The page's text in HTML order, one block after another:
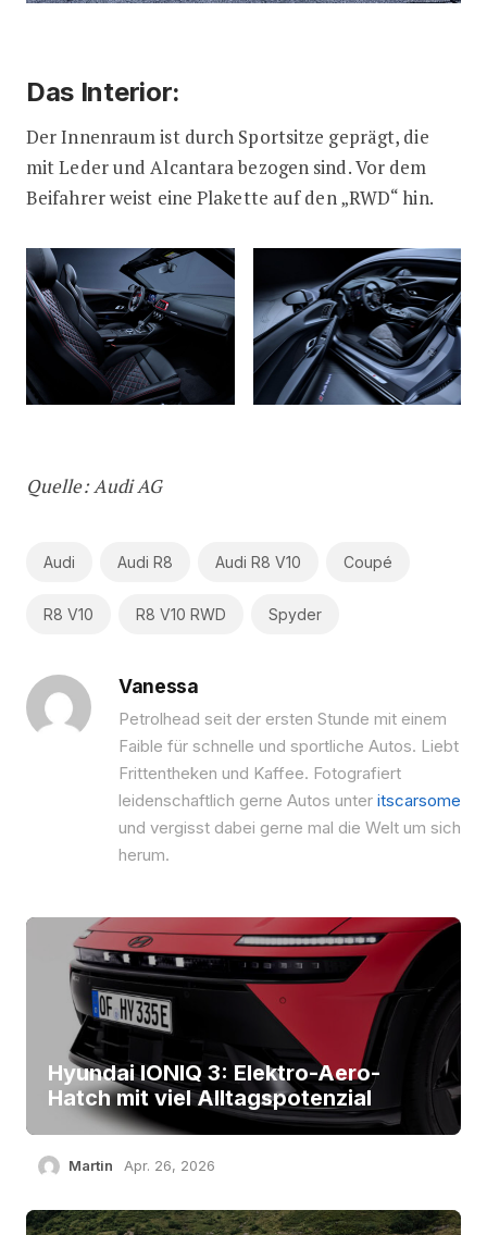
Das Interior:
Der Innenraum ist durch Sportsitze geprägt, die
mit Leder und Alcantara bezogen sind. Vor dem
Beifahrer weist eine Plakette auf den „RWD“ hin.
Quelle: Audi AG
Audi Audi R8 Audi R8 V10 Coupé
R8 V10 R8 V10 RWD Spyder
Vanessa
Petrolhead seit der ersten Stunde mit einem
Fai­ble für schnelle und sportliche Autos. Liebt
Frittentheken und Kaf­fee. Fotografiert
leidenschaftlich gerne Autos unter itscarsome
und vergisst dabei gerne mal die Welt um sich
herum.
Hyundai IONIQ 3: Elektro-Aero-
Hatch mit viel Alltagspotenzial
Martin Apr. 26, 2026